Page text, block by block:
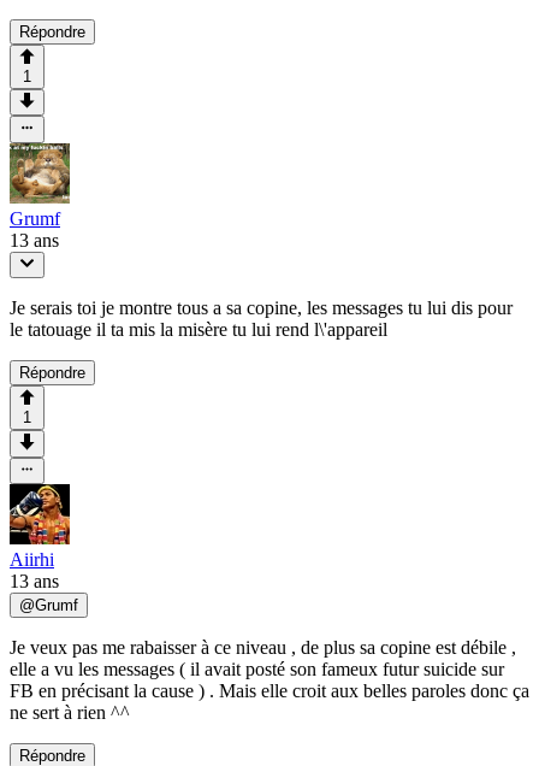
Répondre
1
Grumf
13 ans
Je serais toi je montre tous a sa copine, les messages tu lui dis pour
le tatouage il ta mis la misère tu lui rend l\'appareil
Répondre
1
Aiirhi
13 ans
@Grumf
Je veux pas me rabaisser à ce niveau , de plus sa copine est débile ,
elle a vu les messages ( il avait posté son fameux futur suicide sur
FB en précisant la cause ) . Mais elle croit aux belles paroles donc ça
ne sert à rien ^^
Répondre